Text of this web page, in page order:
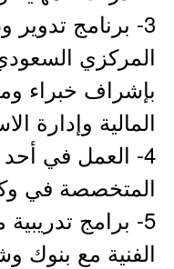
3- برنامج
المركزي
بإشراف خبراء
المالية وإدارة
4- العمل في أحد
المتخصصة في
5- برامج
الفنية مع بنوك